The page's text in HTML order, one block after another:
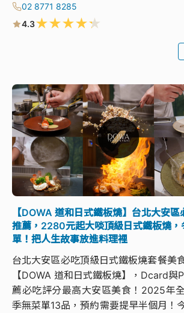
02 8771 8285
4.3★★★★★
【DOWA 道和日式鐵板燒】台北大安區
推薦，2280元起大啖頂級日式鐵板燒，
單！把人生故事放進料理裡
台北大安區必吃頂級日式鐵板燒套餐美
【DOWA 道和日式鐵板燒】，Dcard與
薦必吃評分最高大安區美食！2025年
季無菜單13品，預約需要提早半個月！